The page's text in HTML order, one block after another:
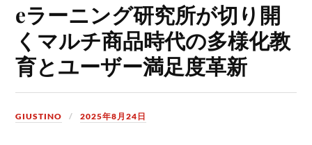
eラーニング研究所が切り開
くマルチ商品時代の多様化教
育とユーザー満足度革新
GIUSTINO 2025年8月24日